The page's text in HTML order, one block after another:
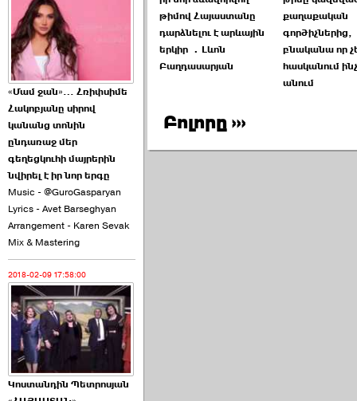
2026-06-21 23:00:00
armlur.ՔՊ-ի ներսում
սպասում են ›››
2026-06-10 22:55:00
Ուշքի չենք գալիս այն
խայտառակ ›››
2026-06-09 15:05:00
«Մամ ջան»… Հռիփսիմե
Հակոբյանը սիրով
կանանց տոնին
ընդառաջ մեր
գեղեցկուհի մայրերին
նվիրել է իր նոր երգը
Music - @GuroGasparyan
Lyrics - Avet Barseghyan
Arrangement - Karen Sevak
Mix & Mastering
2018-02-09 17:58:00
Կոստանդին Պետրոսյան
թիմով Հայաստանը
դարձնելու է արևային
երկիր ․Լևոն
Բաղդասարյան
քաղաքական
գործիչներից,
բնականա որ
հասկանում
անում
Բոլորը ›››